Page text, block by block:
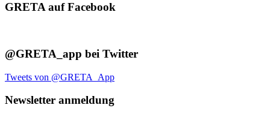
GRETA auf Facebook
@GRETA_app bei Twitter
Tweets von @GRETA_App
Newsletter anmeldung